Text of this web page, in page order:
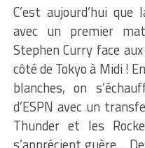
C’est aujourd’hui
avec un premier
Stephen Curry face
côté de Tokyo à Midi !
blanches, on
d’ESPN avec un
Thunder et les